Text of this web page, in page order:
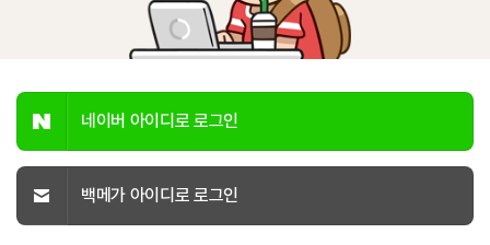
네이버 아이디로 로그인
백메가 아이디로 로그인